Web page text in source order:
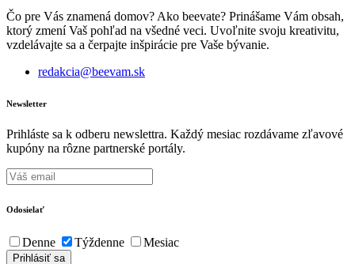
Čo pre Vás znamená domov? Ako beevate? Prinášame Vám obsah,
ktorý zmení Vaš pohľad na všedné veci. Uvoľnite svoju kreativitu,
vzdelávajte sa a čerpajte inšpirácie pre Vaše bývanie.
redakcia@beevam.sk
Newsletter
Prihláste sa k odberu newslettra. Každý mesiac rozdávame zľavové
kupóny na rôzne partnerské portály.
Odosielať
Denne Týždenne Mesiac